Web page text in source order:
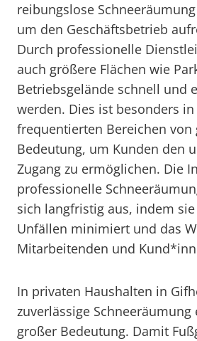
reibungslose
um den Geschäftsbetrieb
Durch professionelle
auch größere Flächen wie
Betriebsgelände schnell und
werden. Dies ist besonders
frequentierten Bereichen von
Bedeutung, um Kunden den
Zugang zu ermöglichen. Die
professionelle
sich langfristig aus, indem
Unfällen minimiert und das
Mitarbeitenden und
In privaten Haushalten in
zuverlässige Schneeräumung
großer Bedeutung. Damit